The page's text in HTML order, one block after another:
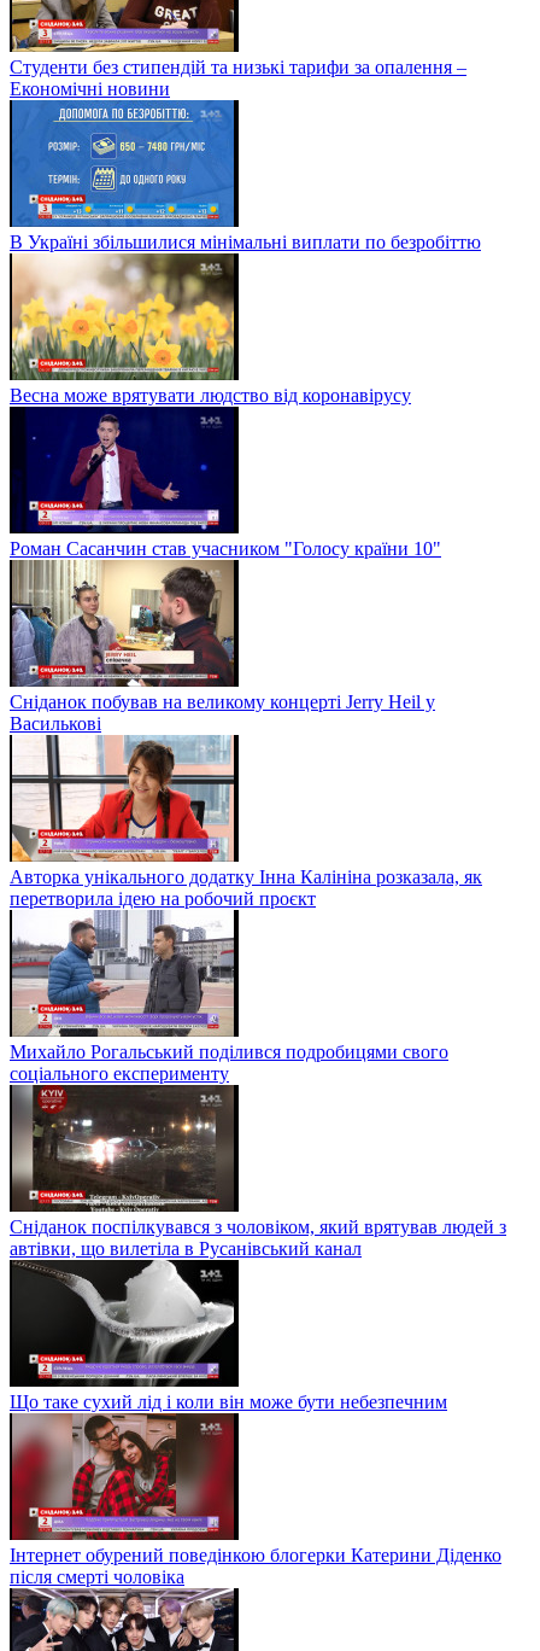
Студенти без стипендій та низькі тарифи за опалення –
Економічні новини
В Україні збільшилися мінімальні виплати по безробіттю
Весна може врятувати людство від коронавірусу
Роман Сасанчин став учасником "Голосу країни 10"
Сніданок побував на великому концерті Jerry Heil у
Василькові
Авторка унікального додатку Інна Калініна розказала, як
перетворила ідею на робочий проєкт
Михайло Рогальський поділився подробицями свого
соціального експерименту
Сніданок поспілкувався з чоловіком, який врятував людей з
автівки, що вилетіла в Русанівський канал
Що таке сухий лід і коли він може бути небезпечним
Інтернет обурений поведінкою блогерки Катерини Діденко
після смерті чоловіка